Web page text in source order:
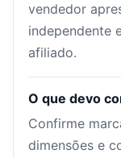
vendedor
independente
afiliado.
O que devo
Confirme
dimensões e